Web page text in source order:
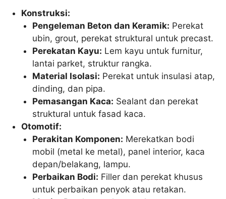
Konstruksi:
Pengeleman Beton dan Keramik: Perekat
ubin, grout, perekat struktural untuk precast.
Perekatan Kayu: Lem kayu untuk furnitur,
lantai parket, struktur rangka.
Material Isolasi: Perekat untuk insulasi atap,
dinding, dan pipa.
Pemasangan Kaca: Sealant dan perekat
struktural untuk fasad kaca.
Otomotif:
Perakitan Komponen: Merekatkan bodi
mobil (metal ke metal), panel interior, kaca
depan/belakang, lampu.
Perbaikan Bodi: Filler dan perekat khusus
untuk perbaikan penyok atau retakan.